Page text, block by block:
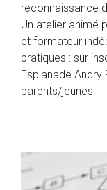
reconnaissance
Un atelier animé
et formateur
pratiques : sur
Esplanade Andry
parents/jeunes